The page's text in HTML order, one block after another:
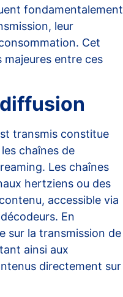
fondamentalement
leur
Cet
entre ces
transmis constitue
chaînes de
Les chaînes
hertziens ou des
accessible via
En
sur la transmission de
ainsi aux
directement sur